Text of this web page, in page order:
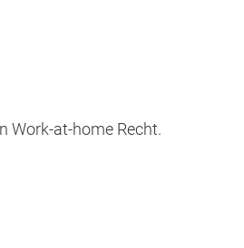
Work-at-home Recht.